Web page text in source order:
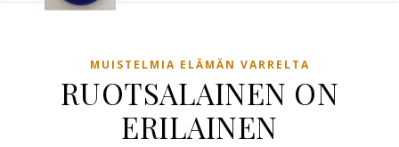
MUISTELMIA ELÄMÄN VARRELTA
RUOTSALAINEN ON
ERILAINEN